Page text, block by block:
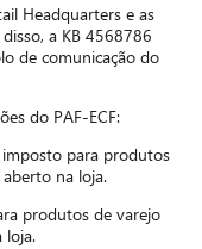
Headquarters e as
a KB 4568786
de comunicação do
do PAF-ECF:
para produtos
na loja.
produtos de varejo
loja.